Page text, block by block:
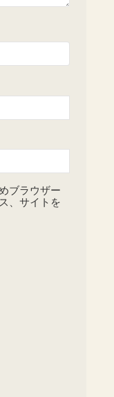
ブラウザー
、サイトを